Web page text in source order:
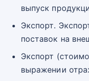
выпуск
Экспорт.
поставок на
Экспорт
выражении